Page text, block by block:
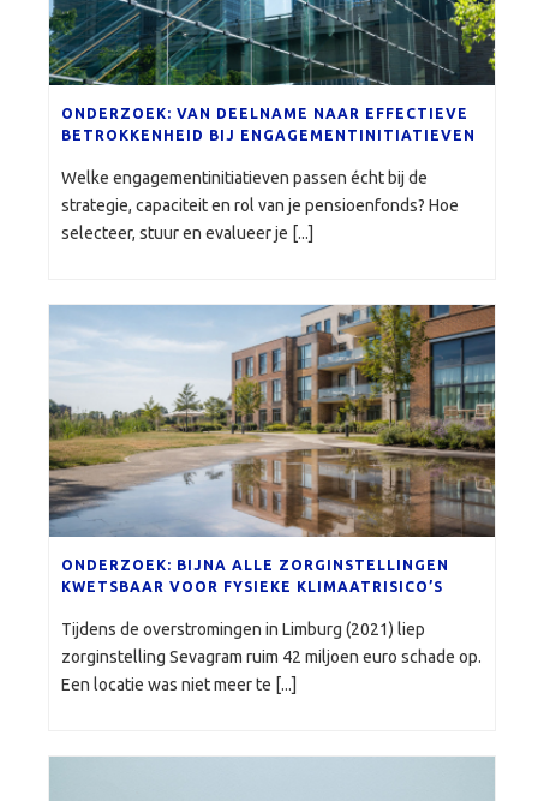
ONDERZOEK: VAN DEELNAME NAAR EFFECTIEVE
BETROKKENHEID BIJ ENGAGEMENTINITIATIEVEN
Welke engagementinitiatieven passen écht bij de
strategie, capaciteit en rol van je pensioenfonds? Hoe
selecteer, stuur en evalueer je [...]
ONDERZOEK: BIJNA ALLE ZORGINSTELLINGEN
KWETSBAAR VOOR FYSIEKE KLIMAATRISICO’S
Tijdens de overstromingen in Limburg (2021) liep
zorginstelling Sevagram ruim 42 miljoen euro schade op.
Een locatie was niet meer te [...]